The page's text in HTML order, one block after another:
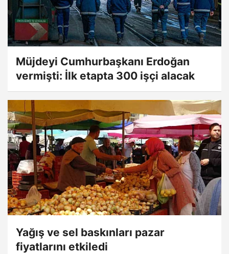
Müjdeyi Cumhurbaşkanı Erdoğan
vermişti: İlk etapta 300 işçi alacak
Yağış ve sel baskınları pazar
fiyatlarını etkiledi